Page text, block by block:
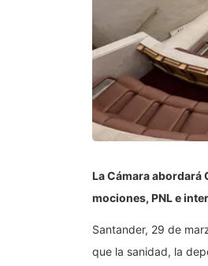
La Cámara abordará
mociones, PNL e
Santander, 29 de
que la sanidad, la